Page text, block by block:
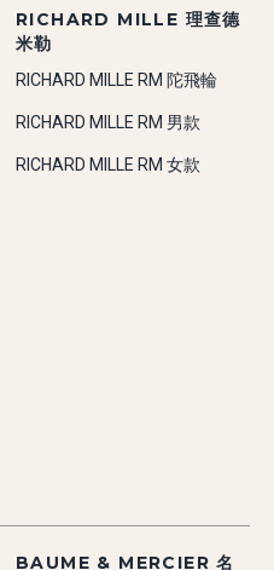
RICHARD MILLE 理查德
米勒
RICHARD MILLE RM 陀飛輪
RICHARD MILLE RM 男款
RICHARD MILLE RM 女款
BAUME & MERCIER 名